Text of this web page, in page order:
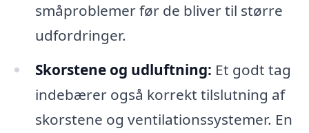
småproblemer før de bliver til større
udfordringer.
Skorstene og udluftning: Et godt tag
indebærer også korrekt tilslutning af
skorstene og ventilationssystemer. En